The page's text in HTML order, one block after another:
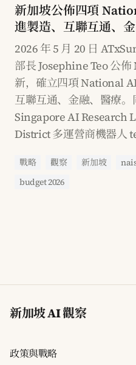
新加坡公佈四項
進製造、互聯互通、
2026 年 5 月 20 日
部長 Josephine Teo 公
新，確立四項 National
互聯互通、金融、醫療
Singapore AI Research
District 多運營商機器人
戰略 觀察 新加坡
budget 2026
新加坡 AI 觀察
政策與戰略